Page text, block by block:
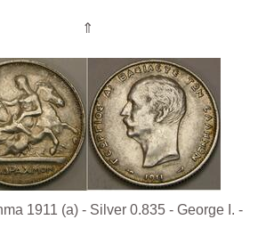
⇑
1911 (a) - Silver 0.835 - George I. -